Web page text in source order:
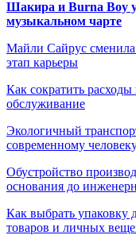
Шакира и Burna Boy
музыкальном чарте
Майли Сайрус
этап карьеры
Как сократить
обслуживание
Экологичный
современному
Обустройство
основания до
Как выбрать упаковку
товаров и личных